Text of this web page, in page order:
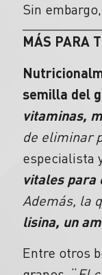
Sin
MÁS PARA
semilla del
vitaminas,
de eliminar
especialista
vitales para
Además, la
lisina, un
Entre otros